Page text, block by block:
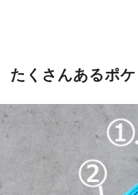
たくさんあるポ